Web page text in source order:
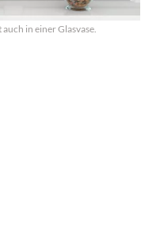
in einer Glasvase.